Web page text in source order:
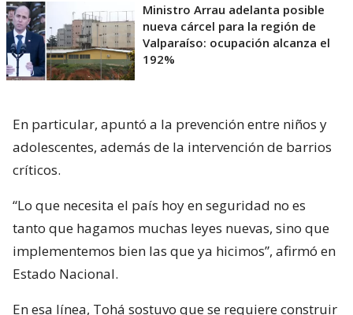
Ministro Arrau adelanta posible
nueva cárcel para la región de
Valparaíso: ocupación alcanza el
192%
En particular, apuntó a la prevención entre niños y
adolescentes, además de la intervención de barrios
críticos.
“Lo que necesita el país hoy en seguridad no es
tanto que hagamos muchas leyes nuevas, sino que
implementemos bien las que ya hicimos”, afirmó en
Estado Nacional.
En esa línea, Tohá sostuvo que se requiere construir